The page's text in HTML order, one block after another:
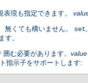
表現も指定できます。
無くても構いません。 set
す。
む必要があります。 value
指示子をサポートします: